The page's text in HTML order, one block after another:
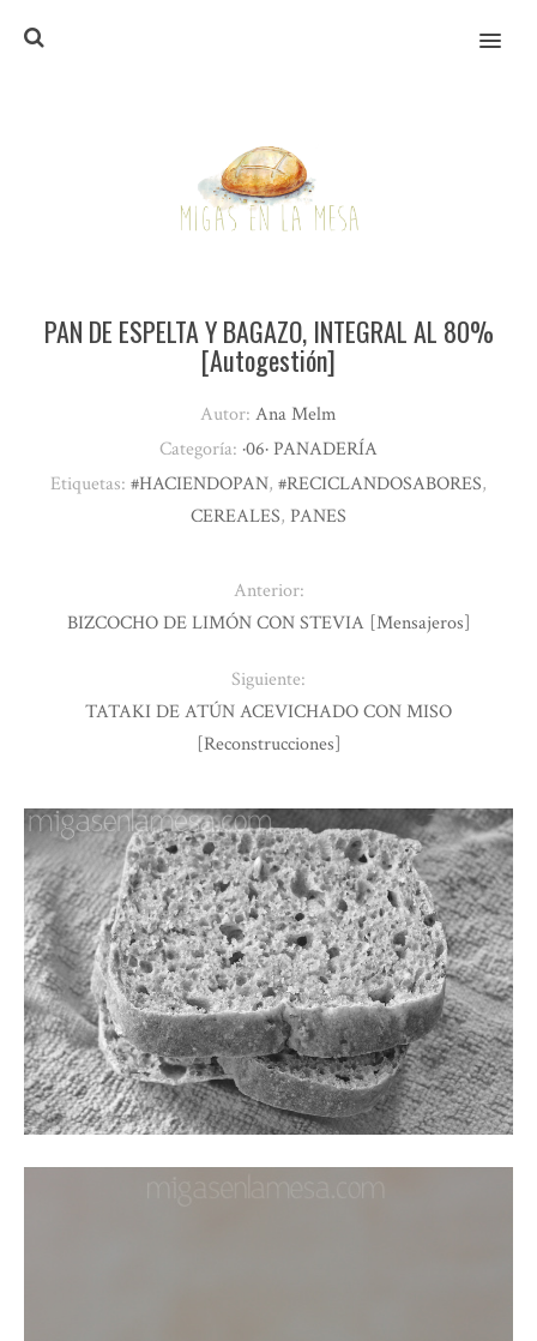
MENU
PAN DE ESPELTA Y BAGAZO, INTEGRAL AL 80%
[Autogestión]
Autor: Ana Melm
Categoría: ·06· PANADERÍA
Etiquetas: #HACIENDOPAN, #RECICLANDOSABORES,
CEREALES, PANES
Anterior:
BIZCOCHO DE LIMÓN CON STEVIA [Mensajeros]
Siguiente:
TATAKI DE ATÚN ACEVICHADO CON MISO
[Reconstrucciones]